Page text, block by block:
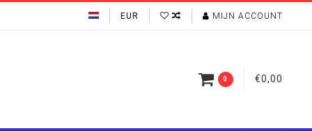
EUR MIJN ACCOUNT
0 €0,00